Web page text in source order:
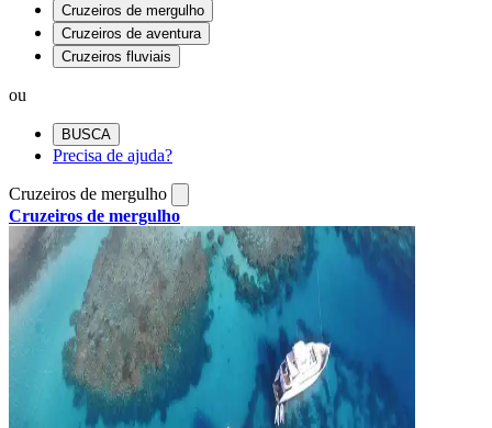
Cruzeiros de mergulho
Cruzeiros de aventura
Cruzeiros fluviais
ou
BUSCA
Precisa de ajuda?
Cruzeiros de mergulho
Cruzeiros de mergulho